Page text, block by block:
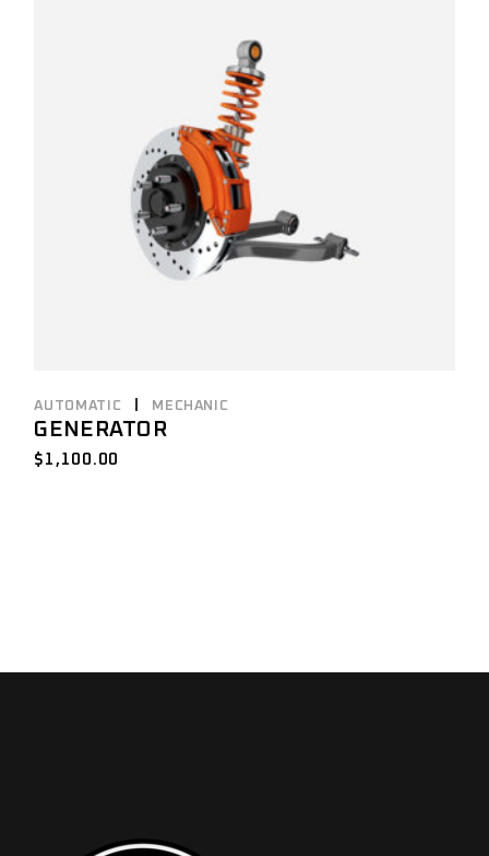
AUTOMATIC MECHANIC
GENERATOR
$ 1,100.00